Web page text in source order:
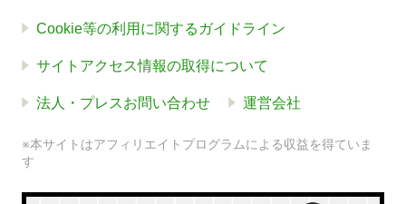
Cookie等の利用に関するガイドライン
サイトアクセス情報の取得について
法人・プレスお問い合わせ 運営会社
※本サイトはアフィリエイトプログラムによる収益を得ていま
す